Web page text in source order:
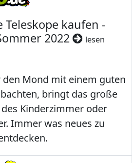
kaufen -
2022
lesen
Mond mit einem guten
bringt das große
Kinderzimmer oder
Immer was neues zu